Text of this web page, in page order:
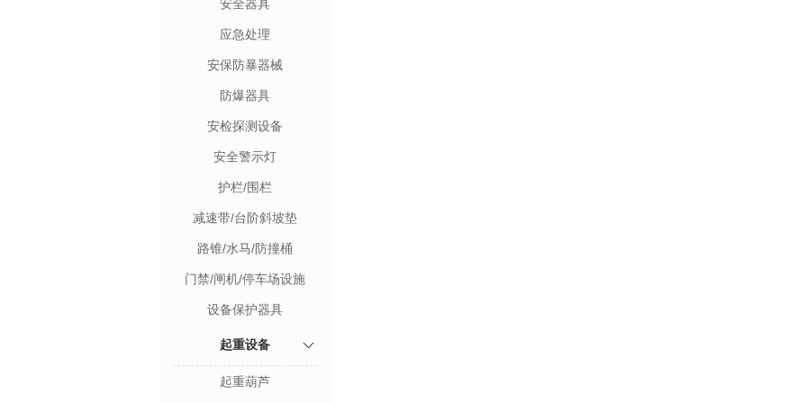
安全器具
应急处理
安保防暴器械
防爆器具
安检探测设备
安全警示灯
护栏/围栏
减速带/台阶斜坡垫
路锥/水马/防撞桶
门禁/闸机/停车场设施
设备保护器具
起重设备
起重葫芦